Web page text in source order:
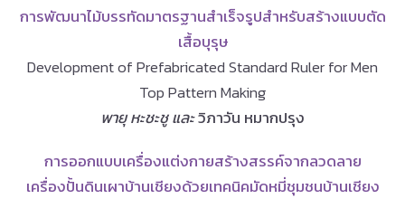
การพัฒนาไม้บรรทัดมาตรฐานสำเร็จรูปสำหรับสร้างแบบตัด
เสื้อบุรุษ
Development of Prefabricated Standard Ruler for Men
Top Pattern Making
พายุ หะชะชู และวิภาวัน หมากปรุง
การออกแบบเครื่องแต่งกายสร้างสรรค์จากลวดลาย
เครื่องปั้นดินเผาบ้านเชียงด้วยเทคนิคมัดหมี่ชุมชนบ้านเชียง